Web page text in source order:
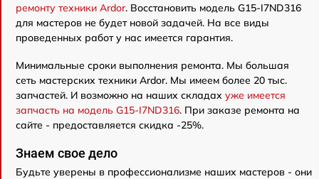
ремонту техники Ardor. Восстановить модель G15-I7ND316
для мастеров не будет новой задачей. На все виды
проведенных работ у нас имеется гарантия.
Минимальные сроки выполнения ремонта. Мы большая
сеть мастерских техники Ardor. Мы имеем более 20 тыс.
запчастей. И возможно на наших складах уже имеется
запчасть на модель G15-I7ND316. При заказе ремонта на
сайте - предоставляется скидка -25%.
Знаем свое дело
Будьте уверены в профессионализме наших мастеров - они